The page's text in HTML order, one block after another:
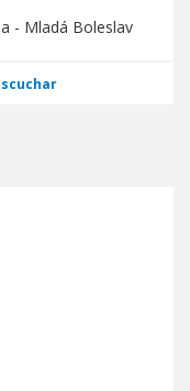
- Mladá Boleslav